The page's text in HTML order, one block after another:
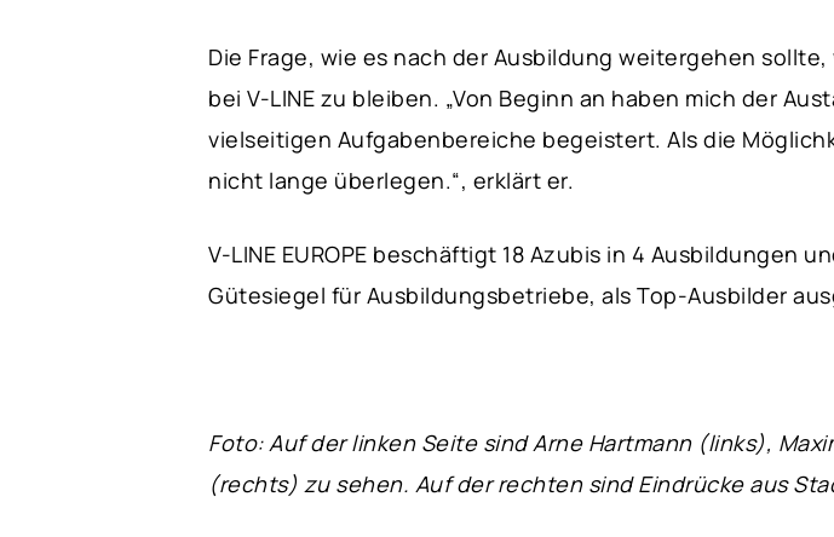
Die Frage, wie es nach der Ausbildung weitergehen
bei V-LINE zu bleiben. „Von Beginn an haben mich der
vielseitigen Aufgabenbereiche begeistert. Als die
nicht lange überlegen.“, erklärt er.
V-LINE EUROPE beschäftigt 18 Azubis in 4 Ausbildungen
Gütesiegel für Ausbildungsbetriebe, als Top-Ausbilder
Foto: Auf der linken Seite sind Arne Hartmann (links),
(rechts) zu sehen. Auf der rechten sind Eindrücke aus